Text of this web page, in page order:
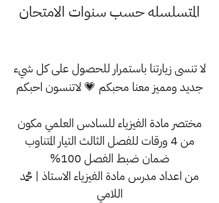
المتسلسله حسب سنوات الامتحان
لا تنسى زيارتنا باستمرار للحصول على كل شيء
جديد ومميز معنا محبكم 💗 لاتنسون احبكم
مختصر مادة الفيزياء للسادس العلمي مكون
من 4 ورقات للفصل الثالث التيار المتناوب
ضمان ضبط الفصل 100%
من اعداد مدرس مادة الفيزياء الاستاذ | محمد
اللامي